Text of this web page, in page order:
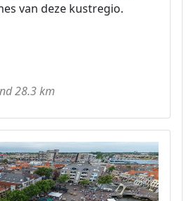
van deze kustregio.
28.3 km